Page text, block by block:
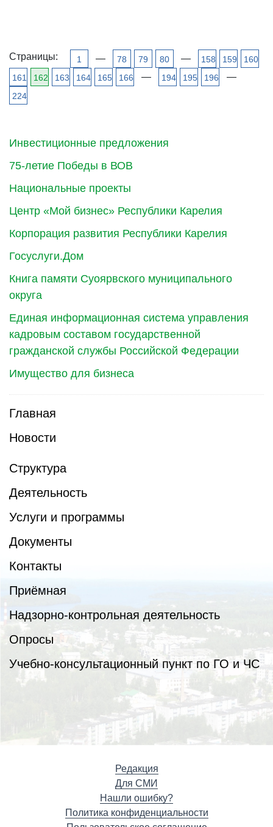
Инвестиционные предложения
75-летие Победы в ВОВ
Национальные проекты
Центр «Мой бизнес» Республики Карелия
Корпорация развития Республики Карелия
Госуслуги.Дом
Книга памяти Суоярвского муниципального
округа
Единая информационная система управления
кадровым составом государственной
гражданской службы Российской Федерации
Имущество для бизнеса
Главная
Новости
Структура
Деятельность
Услуги и программы
Документы
Контакты
Приёмная
Надзорно-контрольная деятельность
Опросы
Учебно-консультационный пункт по ГО и ЧС
Страницы: 1 — 78 79 80 — 158 159
160
161
162 163 164 165 166 — 194 195 196 —
224
Редакция
Для СМИ
Нашли ошибку?
Политика конфиденциальности